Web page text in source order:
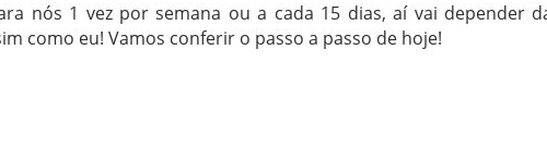
nós 1 vez por semana ou a cada 15 dias, aí vai depender
como eu! Vamos conferir o passo a passo de hoje!